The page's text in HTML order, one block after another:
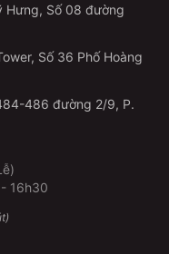
Hưng, Số 08 đường
Số 36 Phố Hoàng
486 đường 2/9, P.
16h30